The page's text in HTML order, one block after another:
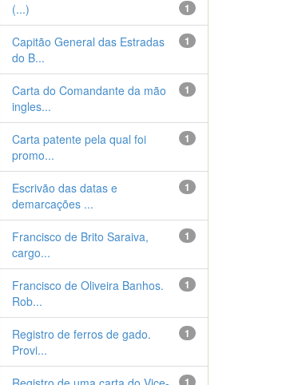
1
(...)
1
Capitão General das Estradas
do B...
1
Carta do Comandante da mão
ingles...
1
Carta patente pela qual foi
promo...
1
Escrivão das datas e
demarcações ...
1
Francisco de Brito Saraiva,
cargo...
1
Francisco de Oliveira Banhos.
Rob...
1
Registro de ferros de gado.
Provi...
1